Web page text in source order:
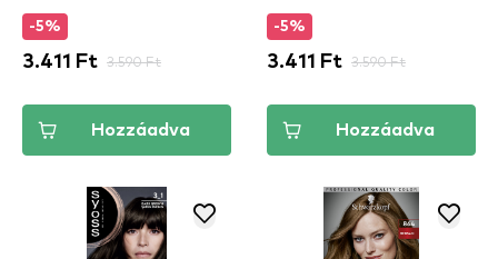
-5%
3.411 Ft 3.590 Ft
Hozzáadva
-5%
3.411 Ft 3.590 Ft
Hozzáadva